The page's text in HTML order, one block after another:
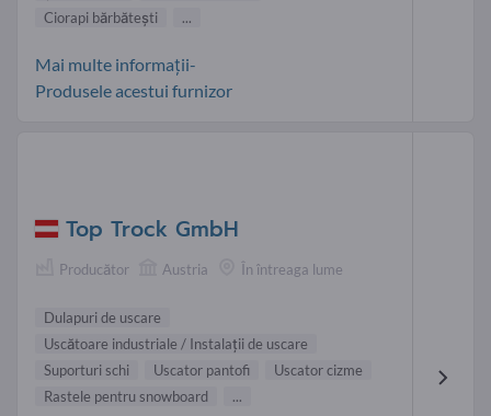
Ciorapi bărbăteşti
...
Mai multe informații-
Produsele acestui furnizor
Top Trock GmbH
Producător Austria În întreaga lume
Dulapuri de uscare
Uscătoare industriale / Instalații de uscare
Suporturi schi
Uscator pantofi
Uscator cizme
Rastele pentru snowboard
...